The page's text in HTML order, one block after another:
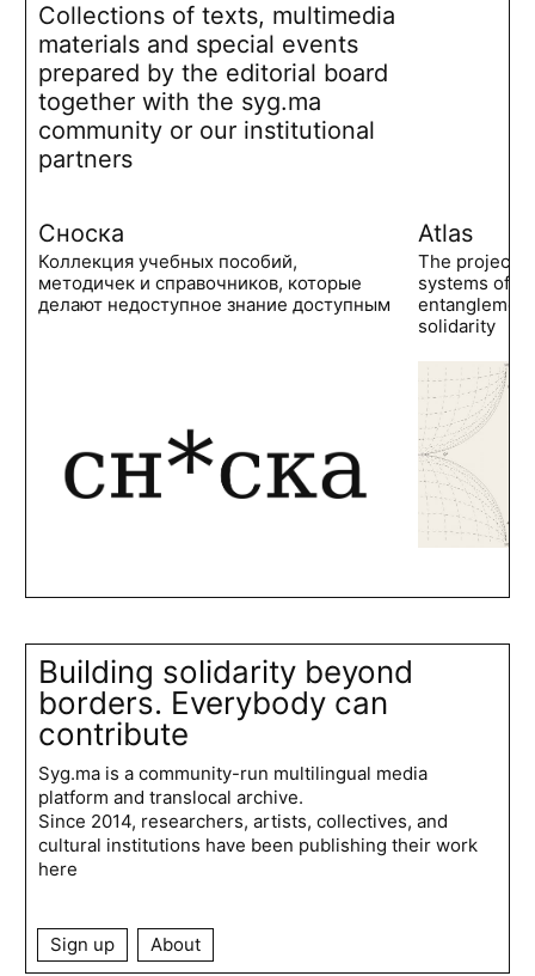
Collections of texts, multimedia
materials and special events
prepared by the editorial board
together with the syg.ma
community or our institutional
partners
Сноска
Коллекция учебных пособий,
методичек и справочников, которые
делают недоступное знание доступным
Atlas
The project
systems of
solidarity
Building solidarity beyond
borders. Everybody can
contribute
Syg.ma is a community-run multilingual media
platform and translocal archive.
Since 2014, researchers, artists, collectives, and
cultural institutions have been publishing their work
here
Sign up About